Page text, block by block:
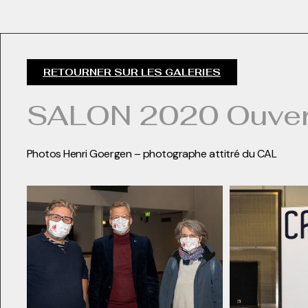
RETOURNER SUR LES GALERIES
SALON 2020
Photos Henri Goergen – photographe attitré du CAL